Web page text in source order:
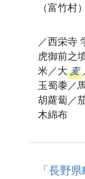
（富竹村）
／西栄寺
虎御前之
米／大 麦
玉蜀黍／
胡蘿蔔／
木綿布
「長野